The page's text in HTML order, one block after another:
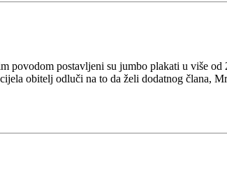
povodom postavljeni su jumbo plakati u više
obitelj odluči na to da želi dodatnog člana,